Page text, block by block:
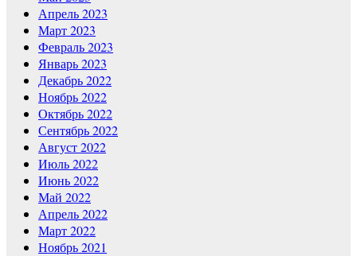
Апрель 2023
Март 2023
Февраль 2023
Январь 2023
Декабрь 2022
Ноябрь 2022
Октябрь 2022
Сентябрь 2022
Август 2022
Июль 2022
Июнь 2022
Май 2022
Апрель 2022
Март 2022
Ноябрь 2021